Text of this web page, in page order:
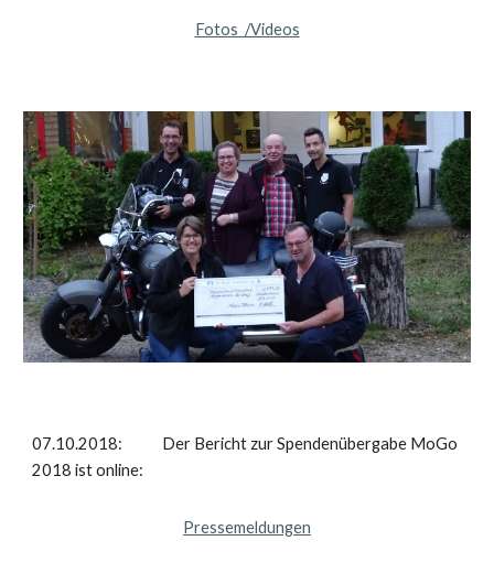
Fotos /Videos
07.10.2018: Der Bericht zur Spendenübergabe MoGo
2018 ist online:
Pressemeldungen